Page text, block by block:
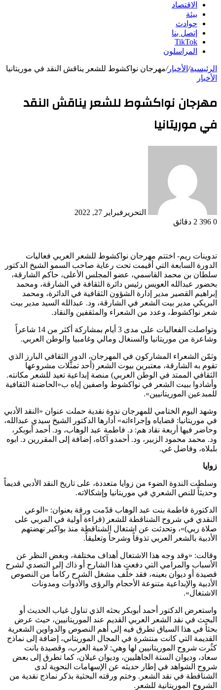
الاقتصاد
بيئة
حوادث
إتصل بنا
TikTok
المراسلون
الرئيسية/ الأخبار/مهرجان نواكشوط للشعر يناقش النقد في موريتانيا
الأخبار
مهرجان نواكشوط للشعر يناقش النقد
في موريتانيا
التحرير فبراير 27, 2022
0
2 دقائق
تدوينات ريم- اختتم مهرجان نواكشوط للشعر العربي فعاليات
الدورة السابعة التي أقيمت تحت رعاية صاحب السمو الشيخ الدكتور
سلطان بن محمد القاسمي، عضو المجلس الأعلى، حاكم الشارقة،
بحضور عبدالله العويس رئيس دائرة الثقافة في الشارقة، ومحمد
إبراهيم القصير مدير إدارة الشؤون الثقافية في الدائرة، ومحمد
البريكي مدير بيت الشعر في الشارقة، ود. عبدالله السيد مدير بيت
شعر نواكشوط، وعدد من الشعراء والمثقفين والنقاد.
وتواصلت الفعاليات على مدى 3 أيام بمشاركة أكثر من 14 شاعراً
وشاعرة من موريتانيا والسنغال ومالي وغامبيا والوطن العربي.
وثمّن الشعراء المشاركون في المهرجان، الدور الثقافي البارز الذي
تقوم به الشارقة، معتبرين بيوت الشعر (أحد تمثّلات مشروعها
الثقافي الممتد في الوطن العربي) منصة إبداعية تعيد للشعر مكانته.
وأشادوا ببيت الشعر في نواكشوط واصفين إياه ب«الحاضنة الثقافية
للمبدعين الموريتانيين».
وشهد اليوم الختامي للمهرجان ندوة نقدية حملت عنوان «النقد الأدبي
في موريتانيا: قضاياه وإجراءاته» أدارها الدكتور الشيخ سيدي عبدالله،
وحاضر فيها أربعة نقاد هم: د. فاطمة عبد الوهاب، ود. أحمد أبوبكر،
ود. محمد محمود الزبير، ود. أحمدو آكاه، إضافة إلى المقررين د. ابوه
بلبلاه، وفاضل غي.
زوايا
وسلطت الندوة الضوء من زوايا متعددة، على تاريخ النقد الأدبي قديماً
وحديثاً للنص الشعري في موريتانيا وإشكالاته.
الدكتورة فاطمة بنت عبد الوهاب قدّمت ورقة بعنوان: «الوعي
النقدي في شروح الشناقطة للشعر (قراءة أولية في المربي على
صلاة ربي)»، وتحدثت عن اشتغال الشناقطة منذ بواكير نهضتهم
الأدبية بالشعر العربي تذوقاً وشرحاً وتعليقاً.
وقالت: «وقد وجه هذا الاشتغال أهداف مختلفة، وبغض النظر عن
الأسباب والمرامي التي دفعت هذا الشارح أو ذاك إلى التصدي لشرح
قصيدة أو ديوان بعينه، فقد خلّف مشغل الشرح ركاماً من النصوص
الأدبية والإبداعية متنوعة الأحجام والرؤى والأدوات ومدونات
الاشتغال».
واستعرض الدكتور أحمد أبوبكر بحثه الذي تناول غياب الحديث أو
البحث في نقد الشعر العربي القديم عند الموريتانيين، حيث عرض
بحثاً في هذا السياق تطرق فيه إلى أهم النصوص والدواوين الشعرية
القديمة التي كانت منتشرة في المجال الموريتاني، إضافة إلى نماذج
كثُرت شروح الموريتانيين لها وهي: لامية العرب، وقصيدة بانت
سعاد، وديوان الستة الجاهليين، وديوان غيلان، كما تطرق إلى بعض
شروح الشواهد في إطار حديثه عن الإسهامات النحوية لدى
الشناقطة في نقد الشعر. وختم ورقته البحثية بذكر نماذج نقدية من
الشروح الموريتانية للشعر.